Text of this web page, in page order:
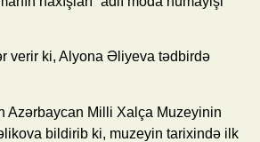
verir ki, Alyona Əliyeva tədbirdə
Azərbaycan Milli Xalça Muzeyinin
bildirib ki, muzeyin tarixində ilk